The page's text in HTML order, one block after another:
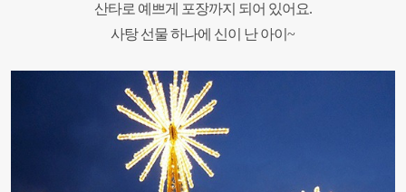
산타로 예쁘게 포장까지 되어 있어요.
사탕 선물 하나에 신이 난 아이~